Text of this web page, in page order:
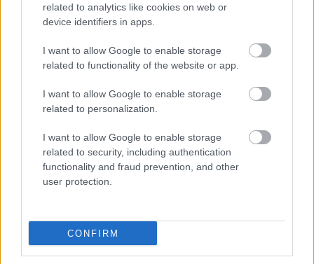
related to analytics like cookies on web or
device identifiers in apps.
I want to allow Google to enable storage
related to functionality of the website or app.
I want to allow Google to enable storage
related to personalization.
I want to allow Google to enable storage
related to security, including authentication
functionality and fraud prevention, and other
user protection.
CONFIRM
lényeg, az energiák, azok, amiket akkor fogsz
érezni, amikor iszod. És ezeknek a dolgoknak a
találkozása, a láthatatlan energiaszálak. Ezek a
borok, a nem metszett szőlőtőkékről (erről
részletesen írtunk a cikkben – a szerk.)
származóak, sokkal több mindenről mesélnek.
Sokkal több impulzust adnak az embernek,
amikor issza.”
… A FELADÁSRÓL